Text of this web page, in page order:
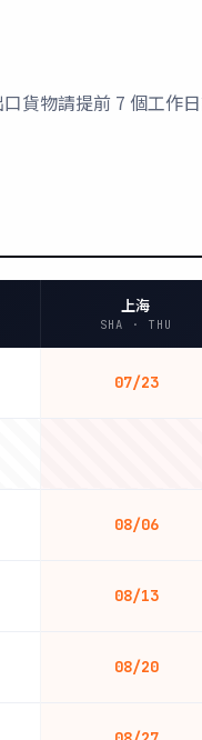
貨物請提前 7 個工作
上海
SHA · THU
07/23
08/06
08/13
08/20